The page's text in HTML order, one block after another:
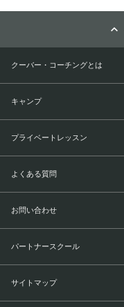
クーバー・コーチングとは
キャンプ
プライベートレッスン
よくある質問
お問い合わせ
パートナースクール
サイトマップ